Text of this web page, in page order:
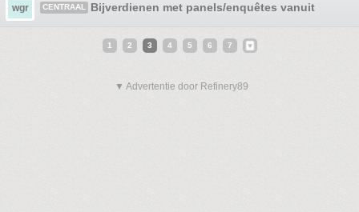
wgr CENTRAAL Bijverdienen met panels/enquêtes vanuit huis
1 2 3 4 5 6 7
▼ Advertentie door Refinery89